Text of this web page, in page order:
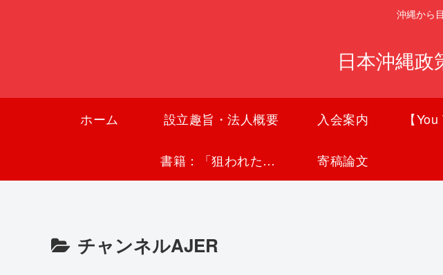
沖縄から
日本沖縄政
ホーム 設立趣旨・法人概要 入会案内
書籍：「狙われた沖縄〜真実の沖縄史が日本を救う〜」 寄稿論文
チャンネルAJER